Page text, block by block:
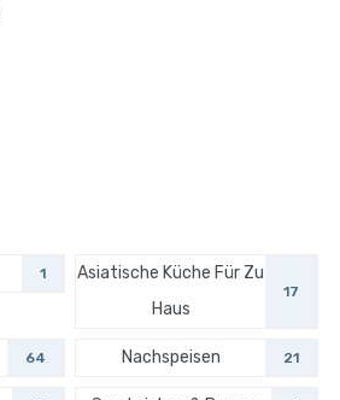
1
Asiatische Küche Für Zu
Haus
17
64 Nachspeisen 21